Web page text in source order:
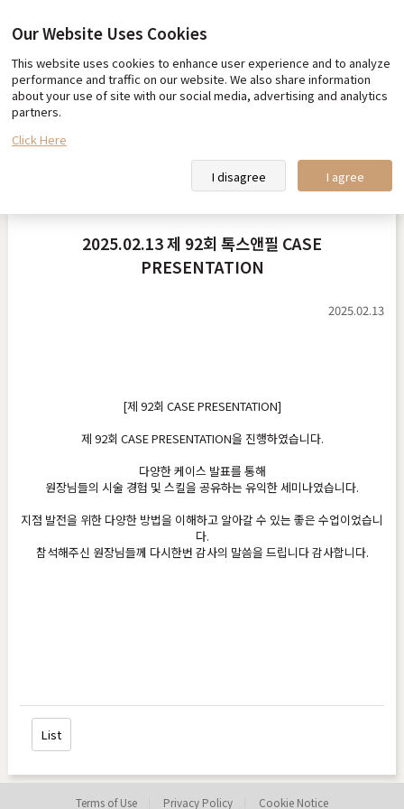
Our promise Team Toxnfill
Toxnfill Clips Partner Hotel Information
Toxnfill Studies
2025.02.13 제 92회 톡스앤필 CASE
PRESENTATION
2025.02.13
[제 92회 CASE PRESENTATION]
제 92회 CASE PRESENTATION을 진행하였습니다.
다양한 케이스 발표를 통해
원장님들의 시술 경험 및 스킬을 공유하는 유익한 세미나였습니다.
지점 발전을 위한 다양한 방법을 이해하고 알아갈 수 있는 좋은 수업이었습니
다.
참석해주신 원장님들께 다시한번 감사의 말씀을 드립니다 감사합니다.
List
Terms of Use Privacy Policy Cookie Notice
Our Website Uses Cookies
This website uses cookies to enhance user experience and to analyze
performance and traffic on our website. We also share information
about your use of site with our social media, advertising and analytics
partners.
Click Here
I disagree I agree